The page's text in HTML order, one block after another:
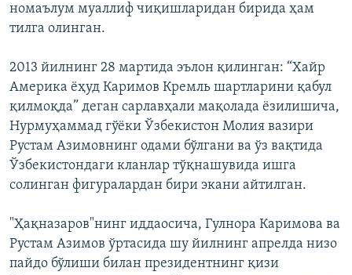
номаълум муаллиф чиқишларидан бирида ҳам
тилга олинган.
2013 йилнинг 28 мартида эълон қилинган: “Хайр
Америка ёҳуд Каримов Кремль шартларини қабул
қилмоқда” деган сарлавҳали мақолада ёзилишича,
Нурмуҳаммад гўёки Ўзбекистон Молия вазири
Рустам Азимовнинг одами бўлгани ва ўз вақтида
Ўзбекистондаги кланлар тўқнашувида ишга
солинган фигуралардан бири экани айтилган.
"Ҳақназаров"нинг иддаосича, Гулнора Каримова ва
Рустам Азимов ўртасида шу йилнинг апрелда низо
пайдо бўлиши билан президентнинг қизи